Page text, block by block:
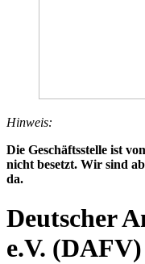
Hinweis:
Die Geschäftsstelle ist
nicht besetzt. Wir sind
da.
Deutscher
e.V. (DAFV)